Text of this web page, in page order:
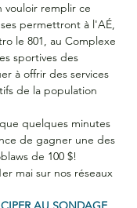
vouloir remplir ce
permettront à l'AÉ,
le 801, au Complexe
sportives des
à offrir des services
de la population
quelques minutes
de gagner une des
de 100 $!
mai sur nos réseaux